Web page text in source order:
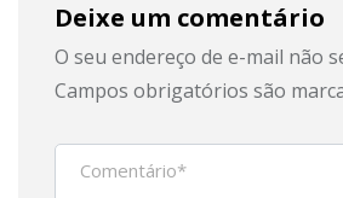
Deixe um comentário
O seu endereço de e-mail não
Campos obrigatórios são